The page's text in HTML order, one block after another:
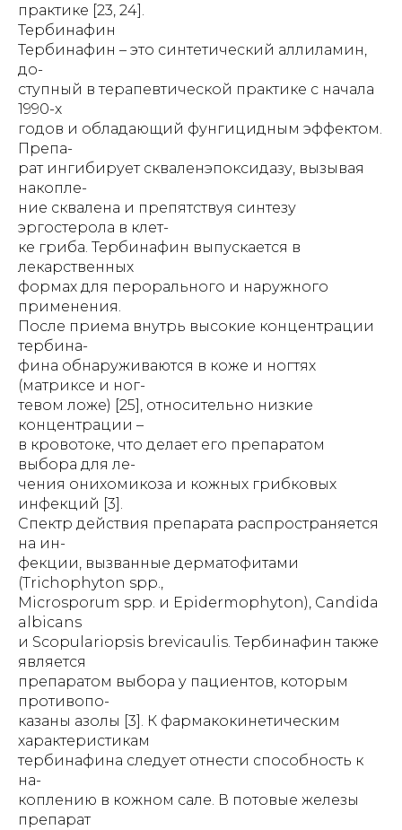
практике [23, 24].
Тербинафин
Тербинафин – это синтетический аллиламин,
до-
ступный в терапевтической практике с начала
1990-х
годов и обладающий фунгицидным эффектом.
Препа-
рат ингибирует скваленэпоксидазу, вызывая
накопле-
ние сквалена и препятствуя синтезу
эргостерола в клет-
ке гриба. Тербинафин выпускается в
лекарственных
формах для перорального и наружного
применения.
После приема внутрь высокие концентрации
тербина-
фина обнаруживаются в коже и ногтях
(матриксе и ног-
тевом ложе) [25], относительно низкие
концентрации –
в кровотоке, что делает его препаратом
выбора для ле-
чения онихомикоза и кожных грибковых
инфекций [3].
Спектр действия препарата распространяется
на ин-
фекции, вызванные дерматофитами
(Trichophyton spp.,
Microsporum spp. и Epidermophyton), Candida
albicans
и Scopulariopsis brevicaulis. Тербинафин также
является
препаратом выбора у пациентов, которым
противопо-
казаны азолы [3]. К фармакокинетическим
характеристикам
тербинафина следует отнести способность к
на-
коплению в кожном сале. В потовые железы
препарат